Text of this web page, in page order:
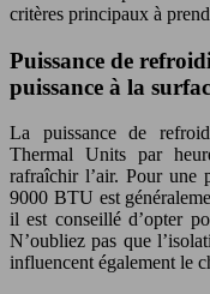
critères principaux à
Puissance de
puissance à la
La puissance de
Thermal Units par
rafraîchir l’air. Pour une
9000 BTU est
il est conseillé d’opter
N’oubliez pas que
influencent également le